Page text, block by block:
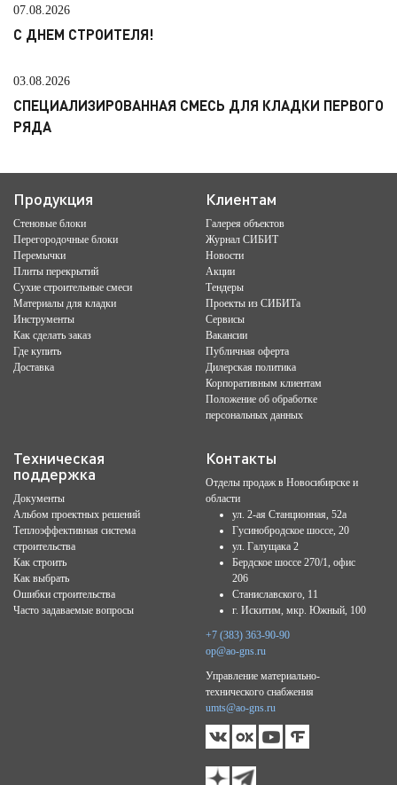
07.08.2026
С ДНЕМ СТРОИТЕЛЯ!
03.08.2026
СПЕЦИАЛИЗИРОВАННАЯ СМЕСЬ ДЛЯ КЛАДКИ ПЕРВОГО
РЯДА
Продукция
Стеновые блоки
Перегородочные блоки
Перемычки
Плиты перекрытий
Сухие строительные смеси
Материалы для кладки
Инструменты
Как сделать заказ
Где купить
Доставка
Клиентам
Галерея объектов
Журнал СИБИТ
Новости
Акции
Тендеры
Проекты из СИБИТа
Сервисы
Вакансии
Публичная оферта
Дилерская политика
Корпоративным клиентам
Положение об обработке
персональных данных
Техническая
поддержка
Документы
Альбом проектных решений
Теплоэффективная система
строительства
Как строить
Как выбрать
Ошибки строительства
Часто задаваемые вопросы
Контакты
Отделы продаж в Новосибирске и
области
ул. 2-ая Станционная, 52а
Гусинобродское шоссе, 20
ул. Галущака 2
Бердское шоссе 270/1, офис
206
Станиславского, 11
г. Искитим, мкр. Южный, 100
+7 (383) 363-90-90
op@ao-gns.ru
Управление материально-
технического снабжения
umts@ao-gns.ru